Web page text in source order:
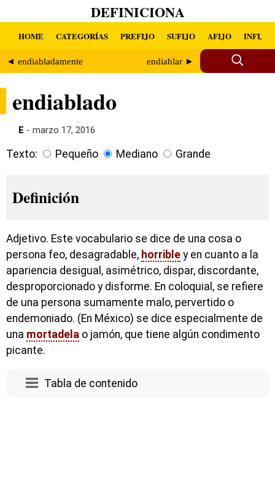
DEFINICIONA
HOME CATEGORÍAS PREFIJO SUFIJO AFIJO INFIJO
◄ endiabladamente endiablar ►
endiablado
E - marzo 17, 2016
Texto: Pequeño Mediano Grande
Definición
Adjetivo. Este vocabulario se dice de una cosa o
persona feo, desagradable, horrible y en cuanto a la
apariencia desigual, asimétrico, dispar, discordante,
desproporcionado y disforme. En coloquial, se refiere
de una persona sumamente malo, pervertido o
endemoniado. (En México) se dice especialmente de
una mortadela o jamón, que tiene algún condimento
picante.
Tabla de contenido